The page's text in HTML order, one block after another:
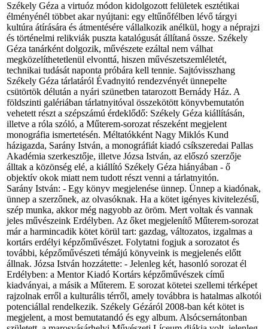
Székely Géza a virtuóz módon kidolgozott felületek esztétikai
élményénél többet akar nyújtani: egy eltűnőfélben lévő tárgyi
kultúra átírására és átmentésére vállalkozik anélkül, hogy a néprajzi
és történelmi relikviák puszta katalógusát állítaná össze. Székely
Géza tanárként dolgozik, művészete ezáltal nem válhat
megközelíthetetlenül elvonttá, hiszen művészetszemléletét,
technikai tudását naponta próbára kell tennie. Sajtóvisszhang
Székely Géza tárlatáról Évadnyitó rendezvényét ünnepelte
csütörtök délután a nyári szünetben tatarozott Bernády Ház. A
földszinti galériában tárlatnyitóval összekötött könyvbemutatón
vehetett részt a szépszámú érdeklődő: Székely Géza kiállításán,
illetve a róla szóló, a Műterem-sorozat részeként megjelent
monográfia ismertetésén. Méltatókként Nagy Miklós Kund
házigazda, Sarány István, a monográfiát kiadó csíkszeredai Pallas
Akadémia szerkesztője, illetve Józsa István, az előszó szerzője
álltak a közönség elé, a kiállító Székely Géza hiányában - ő
objektív okok miatt nem tudott részt venni a tárlatnyitón.
Sarány István: - Egy könyv megjelenése ünnep. Ünnep a kiadónak,
ünnep a szerzőnek, az olvasóknak. Ha a kötet igényes kivitelezésű,
szép munka, akkor még nagyobb az öröm. Mert voltak és vannak
jeles művészeink Erdélyben. Az őket megjelenítő Műterem-sorozat
már a harmincadik kötet körül tart: gazdag, változatos, izgalmas a
kortárs erdélyi képzőművészet. Folytatni fogjuk a sorozatot és
további, képzőművészeti témájú könyveink is megjelenés előtt
állnak. Józsa István hozzátette: - Jelenleg két, hasonló sorozat él
Erdélyben: a Mentor Kiadó Kortárs képzőművészek című
kiadványai, a másik a Műterem. E sorozat kötetei szellemi térképet
rajzolnak erről a kulturális térről, amely továbbra is hatalmas alkotói
potenciállal rendelkezik. Székely Gézáról 2008-ban két kötet is
megjelent, a most bemutatandó és egy album. Alsócsernátonban